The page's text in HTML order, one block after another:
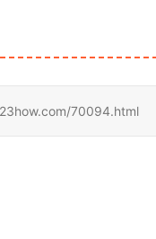
70094.html